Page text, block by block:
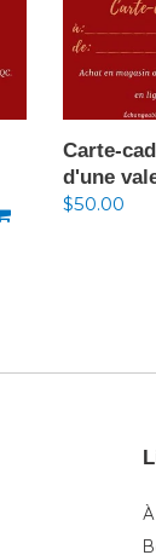
Carte-
d'une
Prix
$50.00